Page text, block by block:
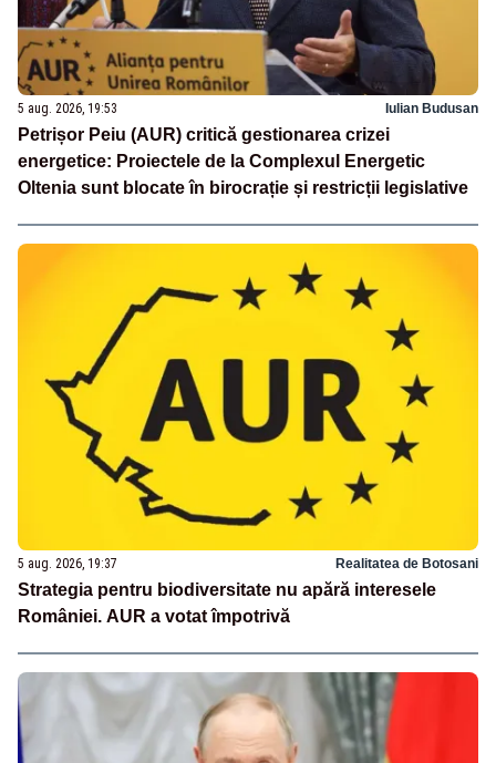
5 aug. 2026, 19:53 Iulian Budusan
Petrișor Peiu (AUR) critică gestionarea crizei
energetice: Proiectele de la Complexul Energetic
Oltenia sunt blocate în birocrație și restricții legislative
5 aug. 2026, 19:37 Realitatea de Botosani
Strategia pentru biodiversitate nu apără interesele
României. AUR a votat împotrivă